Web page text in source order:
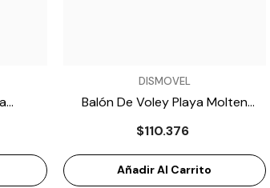
DISMOVEL
Balón De Voley Playa Molten
MS500-NEON
$110.376
Añadir Al Carrito